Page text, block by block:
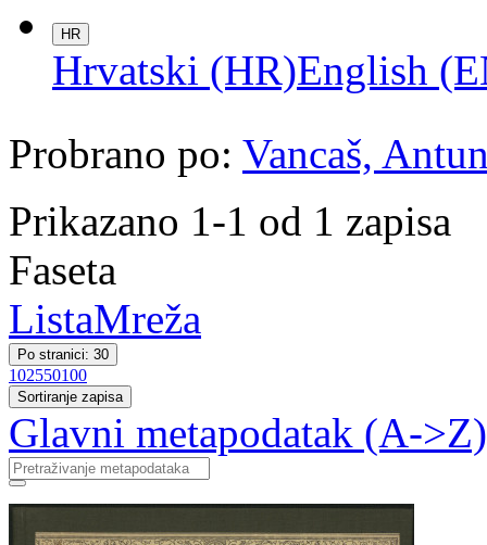
HR
Hrvatski (HR)English
Probrano po: Vancaš,
Prikazano 1-1 od 1 zapisa
Faseta
ListaMreža
Po stranici: 30
102550100
Sortiranje zapisa
Glavni metapodatak (A->Z)